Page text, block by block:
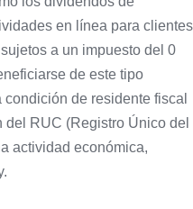
en línea para clientes
a un impuesto del 0
de este tipo
de residente fiscal
RUC (Registro Único del
actividad económica,